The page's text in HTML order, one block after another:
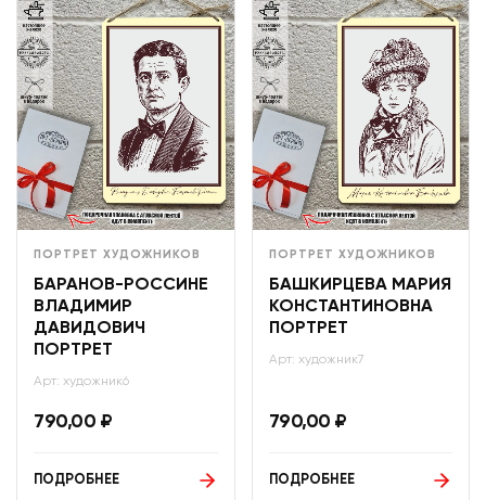
ПОРТРЕТ ХУДОЖНИКОВ
БАРАНОВ-РОССИНЕ
ВЛАДИМИР
ДАВИДОВИЧ
ПОРТРЕТ
Арт: художник6
790,00 ₽
ПОДРОБНЕЕ
ПОРТРЕТ ХУДОЖНИКОВ
БАШКИРЦЕВА МАРИЯ
КОНСТАНТИНОВНА
ПОРТРЕТ
Арт: художник7
790,00 ₽
ПОДРОБНЕЕ